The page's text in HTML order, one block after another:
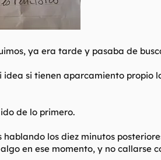
ya era tarde y pasaba de
idea si tienen aparcamiento propio
de lo primero.
hablando los diez minutos
en ese momento, y no callarse